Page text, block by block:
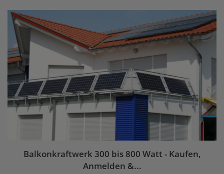
Balkonkraftwerk 300 bis 800 Watt - Kaufen,
Anmelden &...